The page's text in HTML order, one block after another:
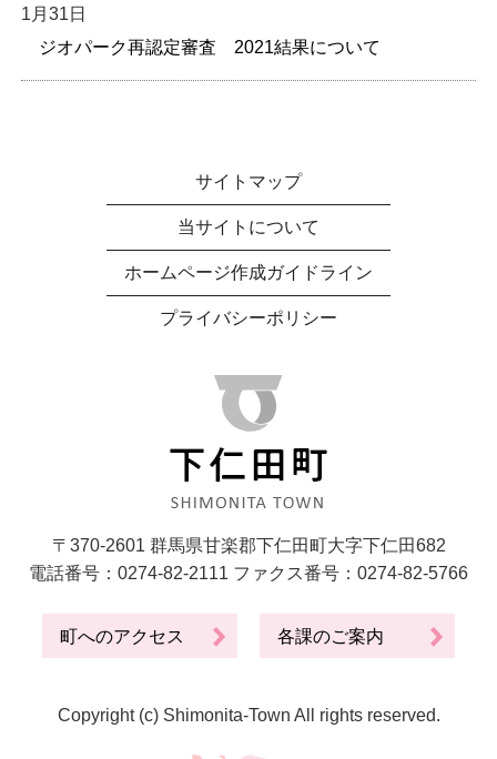
1月31日
ジオパーク再認定審査 2021結果について
サイトマップ
当サイトについて
ホームページ作成ガイドライン
プライバシーポリシー
〒370-2601 群馬県甘楽郡下仁田町大字下仁田682
電話番号：0274-82-2111 ファクス番号：0274-82-5766
町へのアクセス 各課のご案内
Copyright (c) Shimonita-Town All rights reserved.